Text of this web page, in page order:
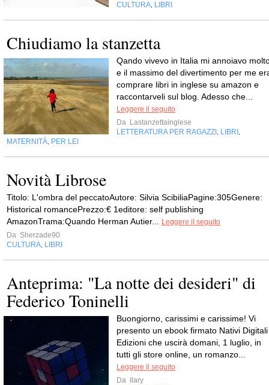
CULTURA LIBRI
Chiudiamo la stanzetta
Qando vivevo in Italia mi annoiavo
e il massimo del divertimento per me
comprare libri in inglese su amazon e
raccontarveli sul blog. Adesso che...
Leggere il seguito
Da Lastanzettainglese
LETTERATURA PER RAGAZZI
LIBRI
MATERNITÀ PER LEI
Novità Librose
Titolo: L'ombra del peccatoAutore: Silvia ScibiliaPagine:305Genere:
Historical romancePrezzo:€ 1editore: self publishing
AmazonTrama:Quando Herman Autier...
Leggere il seguito
Da Sherzade90
CULTURA LIBRI
Anteprima: "La notte dei desideri" di
Federico Toninelli
Buongiorno, carissimi e carissime! Vi
presento un ebook firmato Nativi Digitali
Edizioni che uscirà domani, 1 luglio, in
tutti gli store online, un romanzo...
Leggere il seguito
Da
Ilary